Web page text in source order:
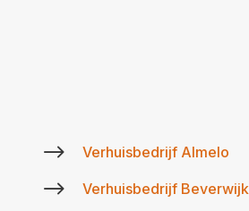
$ Verhuisbedrijf Almelo
$ Verhuisbedrijf Beverwijk